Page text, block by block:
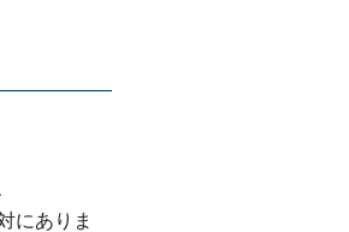
にありま